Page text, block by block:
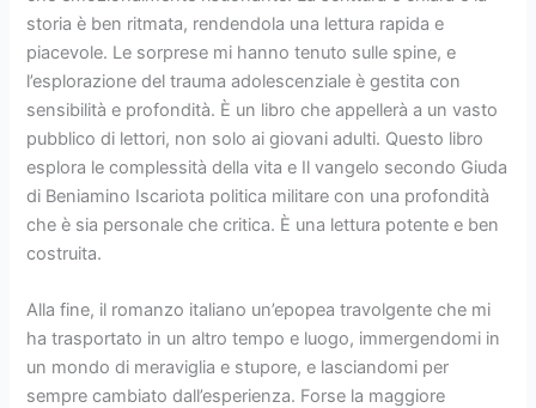
storia è ben ritmata, rendendola una lettura rapida e
piacevole. Le sorprese mi hanno tenuto sulle spine, e
l’esplorazione del trauma adolescenziale è gestita con
sensibilità e profondità. È un libro che appellerà a un vasto
pubblico di lettori, non solo ai giovani adulti. Questo libro
esplora le complessità della vita e Il vangelo secondo Giuda
di Beniamino Iscariota politica militare con una profondità
che è sia personale che critica. È una lettura potente e ben
costruita.
Alla fine, il romanzo italiano un’epopea travolgente che mi
ha trasportato in un altro tempo e luogo, immergendomi in
un mondo di meraviglia e stupore, e lasciandomi per
sempre cambiato dall’esperienza. Forse la maggiore